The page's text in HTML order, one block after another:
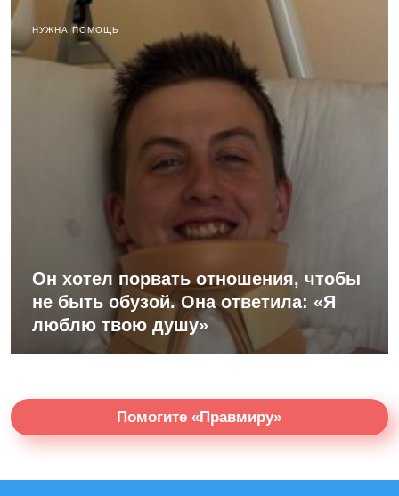
НУЖНА ПОМОЩЬ
Он хотел порвать отношения, чтобы
не быть обузой. Она ответила: «Я
люблю твою душу»
Помогите «Правмиру»